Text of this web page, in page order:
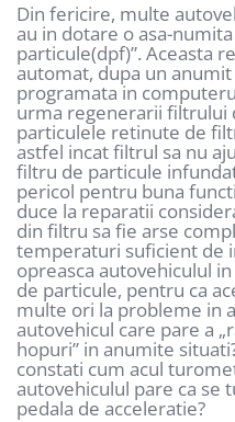
Din fericire, multe
au in dotare o asa-
particule(dpf)”. Aceasta
automat, dupa un
programata in
urma regenerarii filtrului
particulele retinute de
astfel incat filtrul sa nu
filtru de particule
pericol pentru buna
duce la reparatii
din filtru sa fie arse
temperaturi suficient de
opreasca autovehiculul
de particule, pentru ca
multe ori la probleme in
autovehicul care pare a
hopuri” in anumite
constati cum acul
autovehiculul pare ca se
pedala de acceleratie?